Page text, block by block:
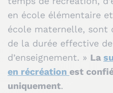
en école élémentaire
école maternelle, sont
de la durée effective
d’enseignement. » La
en récréation est
uniquement.